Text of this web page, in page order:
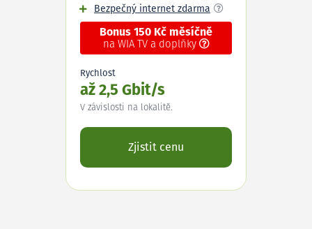
Bezpečný internet zdarma
Bonus 150 Kč měsíčně
na WIA TV a doplňky
Rychlost
až 2,5 Gbit/s
V závislosti na lokalitě.
Zjistit cenu